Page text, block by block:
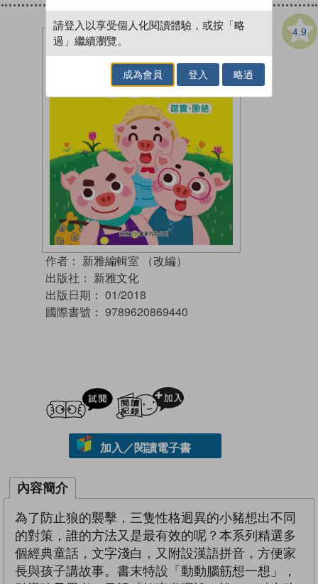
4.9
作者： 新雅編輯室 （改編）
出版社： 新雅文化
出版日期： 01/2018
國際書號： 9789620869440
試閲
加入／閱讀電子書
內容簡介
為了防止狼的襲擊，三隻性格迥異的小豬想出不同
的對策，誰的方法又是最有效的呢？本系列精選多
個經典童話，文字淺白，又附設漢語拼音，方便家
長與孩子講故事。書末特設「動動腦筋想一想」，
請登入以享受個人化閱讀體驗，或按「略
過」繼續瀏覽。
成為會員 登入 略過